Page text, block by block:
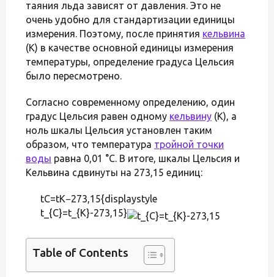
таяния льда зависят от давления. Это не
очень удобно для стандартизации единицы
измерения. Поэтому, после принятия кельвина
(K) в качестве основной единицы измерения
температуры, определение градуса Цельсия
было пересмотрено.
Согласно современному определению, один
градус Цельсия равен одному кельвину (K), а
ноль шкалы Цельсия установлен таким
образом, что температура тройной точки
воды равна 0,01 °C. В итоге, шкалы Цельсия и
Кельвина сдвинуты на 273,15 единиц:
tC=tK−273,15{displaystyle
t_{C}=t_{K}-273,15}
Table of Contents